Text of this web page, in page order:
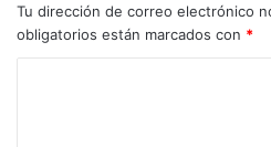
Tu dirección de correo electrónico
obligatorios están marcados con *